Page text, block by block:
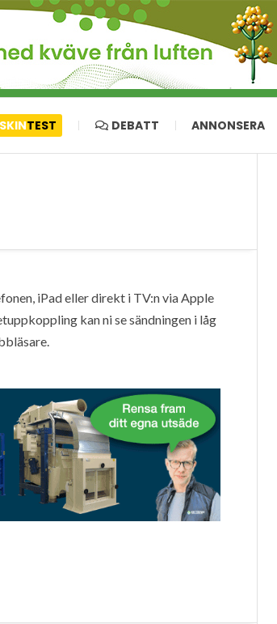
TEST DEBATT ANNONSERA
iPad eller direkt i TV:n via Apple
kan ni se sändningen i låg